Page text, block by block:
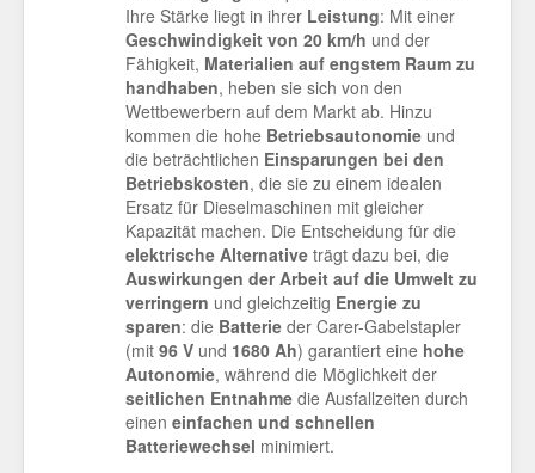
Ihre Stärke liegt in ihrer Leistung: Mit einer
Geschwindigkeit von 20 km/h und der
Fähigkeit, Materialien auf engstem Raum zu
handhaben, heben sie sich von den
Wettbewerbern auf dem Markt ab. Hinzu
kommen die hohe Betriebsautonomie und
die beträchtlichen Einsparungen bei den
Betriebskosten, die sie zu einem idealen
Ersatz für Dieselmaschinen mit gleicher
Kapazität machen. Die Entscheidung für die
elektrische Alternative trägt dazu bei, die
Auswirkungen der Arbeit auf die Umwelt zu
verringern und gleichzeitig Energie zu
sparen: die Batterie der Carer-Gabelstapler
(mit 96 V und 1680 Ah) garantiert eine hohe
Autonomie, während die Möglichkeit der
seitlichen Entnahme die Ausfallzeiten durch
einen einfachen und schnellen
Batteriewechsel minimiert.